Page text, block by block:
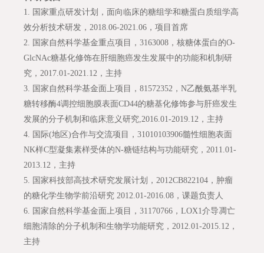
1. 国家重点研发计划，面向临床的糖组学和糖蛋白质组学高
效分析技术研发，2018.06-2021.06，项目首席
2. 国家自然科学基金重点项目，3163008，核糖体蛋白的O-
GlcNAc糖基化修饰在肝细胞癌发生发展中的功能和机制研
究，2017.01-2021.12，主持
3. 国家自然科学基金面上项目，81572352，N乙酰氨基半乳
糖转移酶4调控细胞膜表面CD44的糖基化修饰参与肝癌发生
发展的分子机制和临床意义研究,2016.01-2019.12，主持
4. 国际(地区)合作与交流项目，31010103906髓性细胞表面
NK样C型凝集素样受体的N-糖链结构与功能研究，2011.01-
2013.12，主持
5. 国家科技部高技术研究发展计划，2012CB822104，肿瘤
的糖化学生物学前沿研究 2012.01-2016.08，课题负责人
6. 国家自然科学基金面上项目，31170766，LOX1介导凋亡
细胞清除的分子机制和生物学功能研究，2012.01-2015.12，
主持